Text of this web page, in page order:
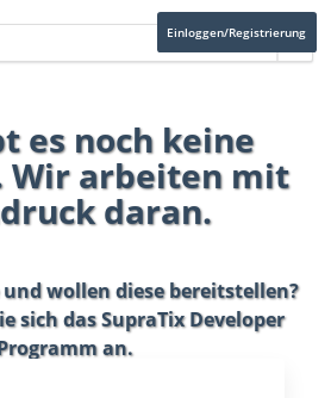
Einloggen/Registrierung
es noch keine
Wir arbeiten mit
daran.
wollen diese bereitstellen?
sich dasSupraTix Developer
an.